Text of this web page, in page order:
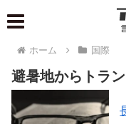
ホーム 国際
避暑地からトラ